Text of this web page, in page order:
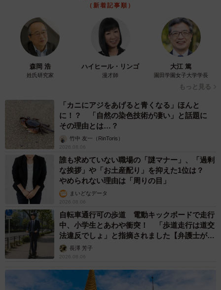
（新着記事順）
森岡 浩
姓氏研究家
ハイヒール・リンゴ
漫才師
大江 篤
園田学園女子大学学長
もっと見る
「カニにアジをあげると青くなる」ほんと
に！？ 「自然の染色技術が凄い」と話題に
その理由とは…？
竹中 友一（RinToris）
2026.08.06
誰も求めていない職場の「謎マナー」、「過剰
な挨拶」や「お土産配り」を抑えた1位は？
やめられない理由は「周りの目」
まいどなデータ
2026.08.06
自転車通行可の歩道 電動キックボードで走行
中、小学生とあわや衝突！ 「歩道走行は道交
法違反でしょ」と指摘されました【弁護士が解
説】長澤 芳子
2026.08.06